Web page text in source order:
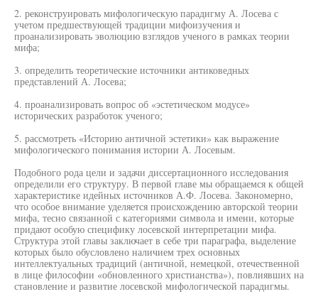
2. реконструировать мифологическую парадигму А. Лосева с
учетом предшествующей традиции мифоизучения и
проанализировать эволюцию взглядов ученого в рамках теории
мифа;
3. определить теоретические источники антиковедных
представлений А. Лосева;
4. проанализировать вопрос об «эстетическом модусе»
исторических разработок ученого;
5. рассмотреть «Историю античной эстетики» как выражение
мифологического понимания истории А. Лосевым.
Подобного рода цели и задачи диссертационного исследования
определили его структуру. В первой главе мы обращаемся к общей
характеристике идейных источников А.Ф. Лосева. Закономерно,
что особое внимание уделяется происхождению авторской теории
мифа, тесно связанной с категориями символа и имени, которые
придают особую специфику лосевской интерпретации мифа.
Структура этой главы заключает в себе три параграфа, выделение
которых было обусловлено наличием трех основных
интеллектуальных традиций (античной, немецкой, отечественной
в лице философии «обновленного христианства»), повлиявших на
становление и развитие лосевской мифологической парадигмы.